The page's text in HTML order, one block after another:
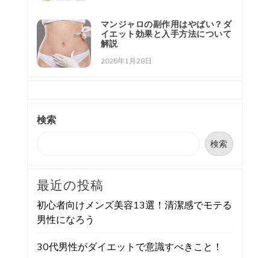
マンジャロの副作用はやばい？ダ
イエット効果と入手方法について
解説
2025年1月28日
検索
検索
最近の投稿
初心者向けメンズ美容13選！清潔感でモテる
男性になろう
30代男性がダイエットで意識すべきこと！